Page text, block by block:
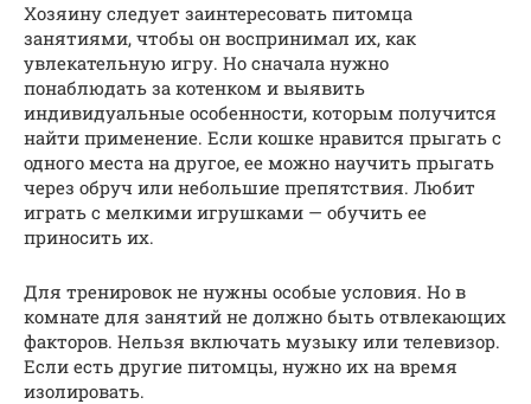
Хозяину следует заинтересовать питомца
занятиями, чтобы он воспринимал их, как
увлекательную игру. Но сначала нужно
понаблюдать за котенком и выявить
индивидуальные особенности, которым получится
найти применение. Если кошке нравится прыгать с
одного места на другое, ее можно научить прыгать
через обруч или небольшие препятствия. Любит
играть с мелкими игрушками — обучить ее
приносить их.
Для тренировок не нужны особые условия. Но в
комнате для занятий не должно быть отвлекающих
факторов. Нельзя включать музыку или телевизор.
Если есть другие питомцы, нужно их на время
изолировать.